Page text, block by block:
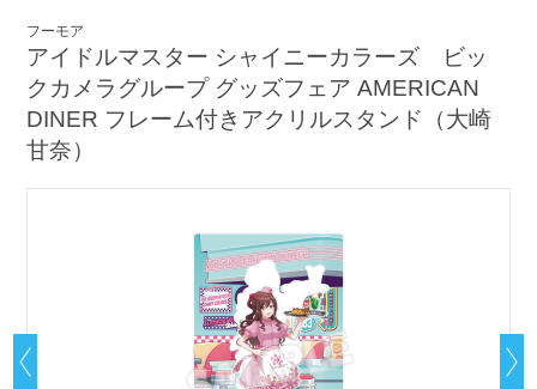
フーモア
アイドルマスター シャイニーカラーズ ビッ
クカメラグループ グッズフェア AMERICAN
DINER フレーム付きアクリルスタンド（大崎
甘奈）